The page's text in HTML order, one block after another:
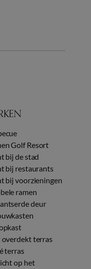
Golf Resort
bij de stad
bij restaurants
bij voorzieningen
ramen
deur
overdekt terras
terras
op het